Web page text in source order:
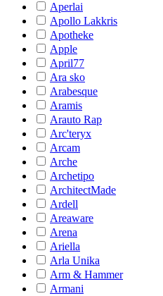
Aperlai
Apollo Lakkris
Apotheke
Apple
April77
Ara sko
Arabesque
Aramis
Arauto Rap
Arc'teryx
Arcam
Arche
Archetipo
ArchitectMade
Ardell
Areaware
Arena
Ariella
Arla Unika
Arm & Hammer
Armani